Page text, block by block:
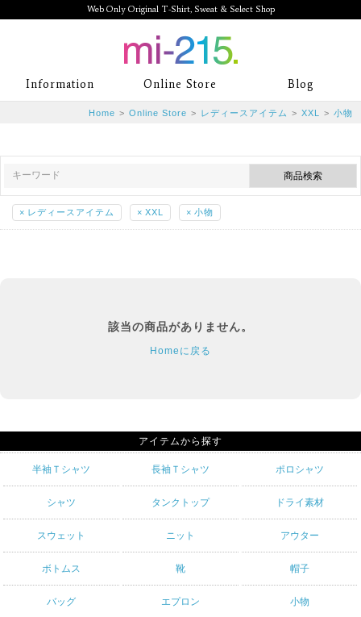
Web Only Original T-Shirt, Sweat & Select Shop
mi-215. Web Only Original T-Shirt,
Sweat & Select Shop mi-215. Tシャ
ランド専門通販
Information Online Store Blog
Home > Online Store > レディースアイテム > XXL > 小物
× レディースアイテム × XXL × 小物
該当の商品がありません。
Homeに戻る
アイテムから探す
半袖Ｔシャツ 長袖Ｔシャツ ポロシャツ
シャツ タンクトップ ドライ素材
スウェット ニット アウター
ボトムス 靴 帽子
バッグ エプロン 小物